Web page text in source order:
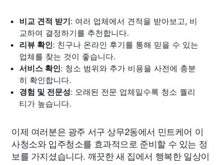
비교 견적 받기: 여러 업체에서 견적을 받아보고, 비
교하여 결정하기를 추천합니다.
리뷰 확인: 친구나 온라인 후기를 통해 믿을 수 있는
업체를 찾는 것이 좋습니다.
서비스 확인: 청소 범위와 추가 비용을 사전에 충분
히 확인합니다.
경험 및 전문성: 오래된 전문 업체일수록 청소 퀄리
티가 높습니다.
이제 여러분은 광주 서구 상무2동에서 민트케어 이
사청소와 입주청소를 효과적으로 준비할 수 있는 정
보를 가지셨습니다. 깨끗한 새 집에서 행복한 일상이